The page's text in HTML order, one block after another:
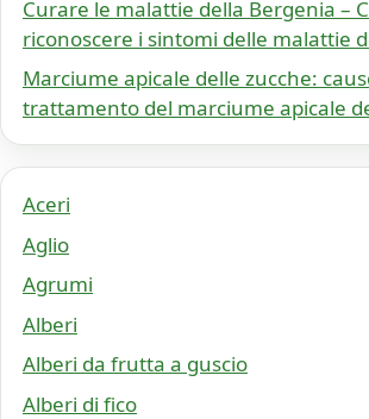
Curare le malattie della Bergenia –
riconoscere i sintomi delle malattie
Marciume apicale delle zucche:
trattamento del marciume apicale
Aceri
Aglio
Agrumi
Alberi
Alberi da frutta a guscio
Alberi di fico